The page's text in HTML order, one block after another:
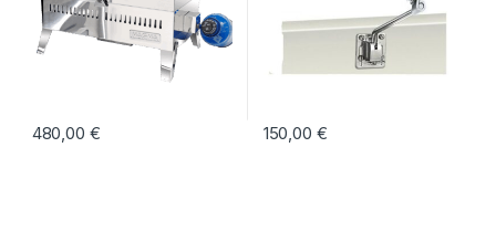
480,00 € 150,00 €